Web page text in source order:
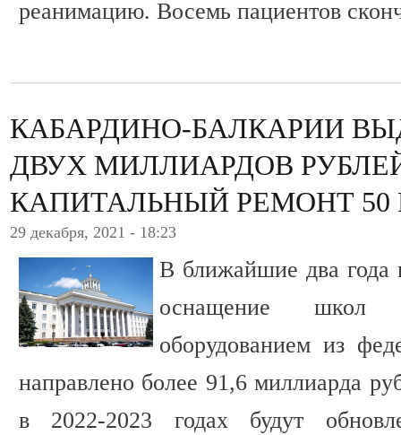
реанимацию. Восемь пациентов
КАБАРДИНО-БАЛКАРИИ
ДВУХ МИЛЛИАРДОВ
КАПИТАЛЬНЫЙ РЕМОНТ
29 декабря, 2021 - 18:23
В ближайшие два года
оснащение школ
оборудованием из
направлено более 91,6 миллиарда
в 2022-2023 годах будут